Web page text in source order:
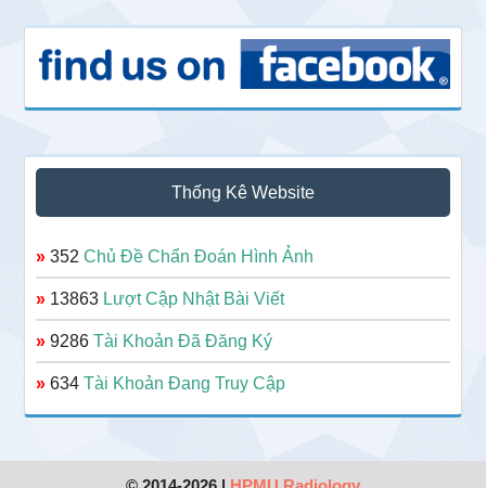
Thống Kê Website
» 352Chủ Đề Chẩn Đoán Hình Ảnh
» 13863 Lượt Cập Nhật Bài Viết
» 9286Tài Khoản Đã Đăng Ký
» 634Tài Khoản Đang Truy Cập